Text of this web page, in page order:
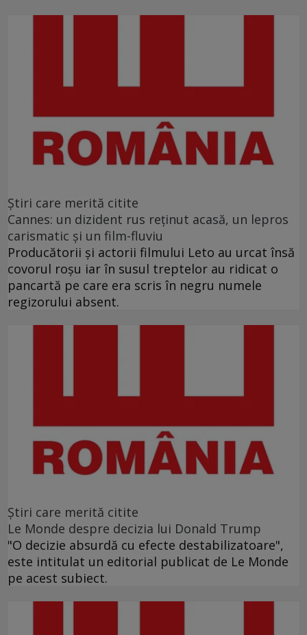
Ştiri care merită citite
Cannes: un dizident rus reţinut acasă, un lepros
carismatic şi un film-fluviu
Producătorii şi actorii filmului Leto au urcat însă
covorul roşu iar în susul treptelor au ridicat o
pancartă pe care era scris în negru numele
regizorului absent.
Ştiri care merită citite
Le Monde despre decizia lui Donald Trump
"O decizie absurdă cu efecte destabilizatoare",
este intitulat un editorial publicat de Le Monde
pe acest subiect.